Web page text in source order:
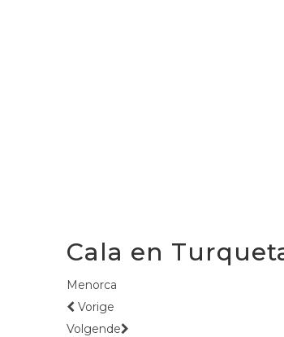
Cala en
Menorca
Vorige
Volgende